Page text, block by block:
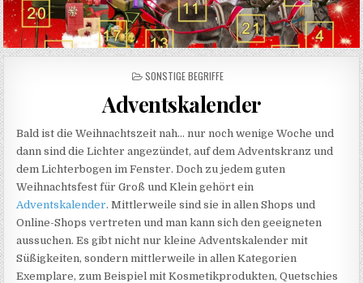
POSTED IN
SONSTIGE BEGRIFFE
Adventskalender
Bald ist die Weihnachtszeit nah… nur noch wenige Woche und
dann sind die Lichter angezündet, auf dem Adventskranz und
dem Lichterbogen im Fenster. Doch zu jedem guten
Weihnachtsfest für Groß und Klein gehört ein
Adventskalender. Mittlerweile sind sie in allen Shops und
Online-Shops vertreten und man kann sich den geeigneten
aussuchen. Es gibt nicht nur kleine Adventskalender mit
Süßigkeiten, sondern mittlerweile in allen Kategorien
Exemplare, zum Beispiel mit Kosmetikprodukten, Quetschies